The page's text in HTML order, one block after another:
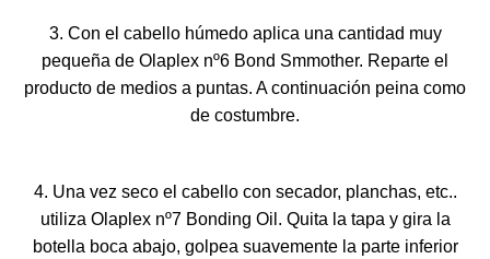
3. Con el cabello húmedo aplica una cantidad muy
pequeña de Olaplex nº6 Bond Smmother. Reparte el
producto de medios a puntas. A continuación peina como
de costumbre.
4. Una vez seco el cabello con secador, planchas, etc..
utiliza Olaplex nº7 Bonding Oil. Quita la tapa y gira la
botella boca abajo, golpea suavemente la parte inferior